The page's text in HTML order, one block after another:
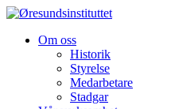
Om oss
Historik
Styrelse
Medarbetare
Stadgar